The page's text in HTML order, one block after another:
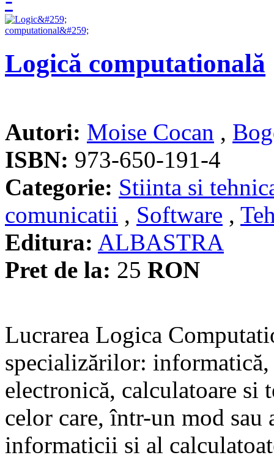
Logică computatională
Autori: Moise Cocan ,
ISBN: 973-650-191-4
Categorie: Stiinta si
comunicatii , Software ,
Editura: ALBASTRA
Pret de la: 25 RON
Lucrarea Logica
specializărilor:
electronică, calculatoare
celor care, într-un mod
informaticii si al